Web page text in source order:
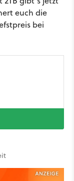
euch die
bei